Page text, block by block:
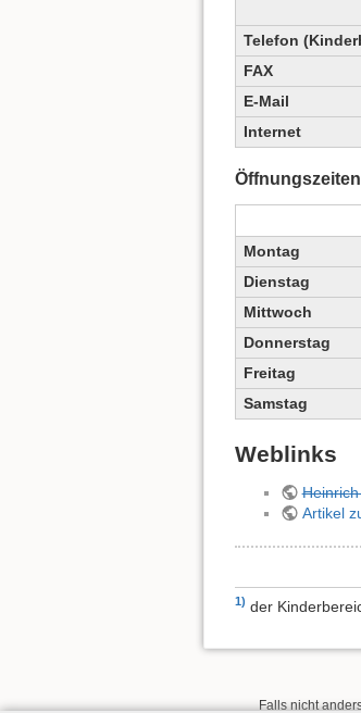
Telefon
FAX
E-Mail
Internet
Öffnungszeiten
Montag
Dienstag
Mittwoch
Donnerstag
Freitag
Samstag
Weblinks
Artikel
1) der
Falls nicht